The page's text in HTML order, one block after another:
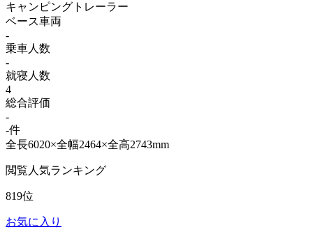
キャンピングトレーラー
ベース車両
-
乗車人数
-
就寝人数
4
総合評価
-
-件
全長6020×全幅2464×全高2743mm
閲覧人気ランキング
819位
お気に入り